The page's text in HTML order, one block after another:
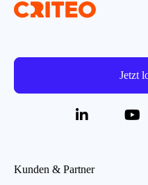
Jetzt
Kunden & Partner